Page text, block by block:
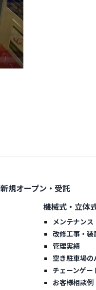
新規オープン・受託
機械式・立体
メンテナン
改修工事・
管理実績
空き駐車場
チェーンゲー
お客様相談例